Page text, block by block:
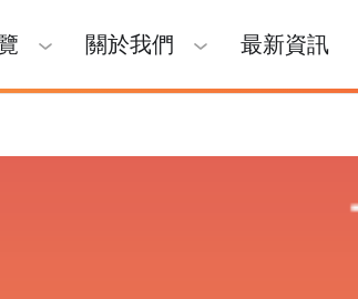
關於我們 最新資訊